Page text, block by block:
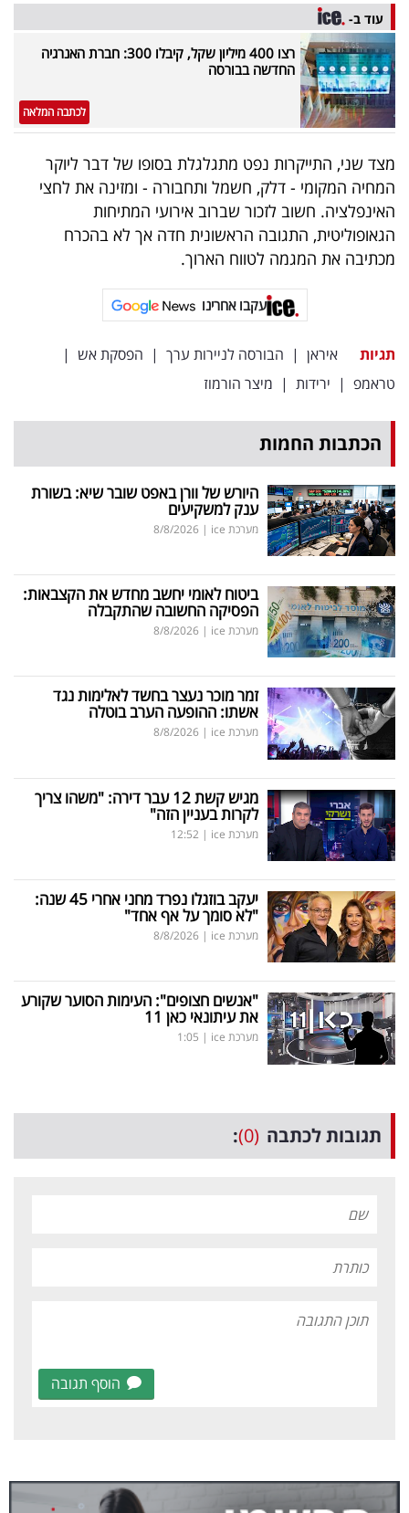
עוד ב-
רצו 400 מיליון שקל, קיבלו 300: חברת האנרגיה
החדשה בבורסה
לכתבה המלאה
מצד שני, התייקרות נפט מתגלגלת בסופו של דבר ליוקר
המחיה המקומי - דלק, חשמל ותחבורה - ומזינה את לחצי
האינפלציה. חשוב לזכור שברוב אירועי המתיחות
הגאופוליטית, התגובה הראשונית חדה אך לא בהכרח
מכתיבה את המגמה לטווח הארוך.
עקבו אחרינו
תגיות איראן | הבורסה לניירות ערך | הפסקת אש |
טראמפ | ירידות | מיצר הורמוז
הכתבות החמות
היורש של וורן באפט שובר שיא: בשורת
ענק למשקיעים
מערכת ice |
8/8/2026
ביטוח לאומי יחשב מחדש את הקצבאות:
הפסיקה החשובה שהתקבלה
מערכת ice |
8/8/2026
זמר מוכר נעצר בחשד לאלימות נגד
אשתו: ההופעה הערב בוטלה
מערכת ice |
8/8/2026
מגיש קשת 12 עבר דירה: "משהו צריך
לקרות בעניין הזה"
מערכת ice |
12:52
יעקב בוזגלו נפרד מחני אחרי 45 שנה:
"לא סומך על אף אחד"
מערכת ice |
8/8/2026
"אנשים חצופים": העימות הסוער שקורע
את עיתונאי כאן 11
מערכת ice |
1:05
תגובות לכתבה (0)
:
הוסף תגובה